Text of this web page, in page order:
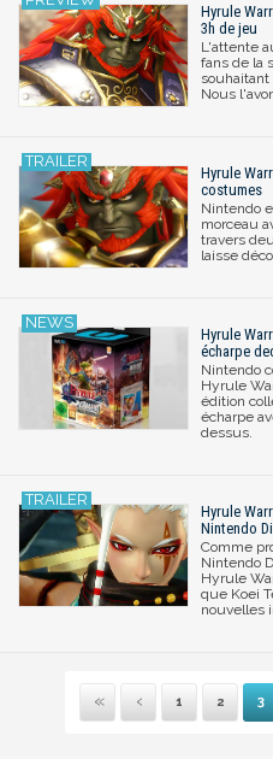
Hyrule
3h de jeu
L'attente
fans de la
Nous
Hyrule
costumes
Nintendo
morceau
travers
laisse
Hyrule
écharpe
Nintendo
Hyrule
édition
écharpe
dessus.
Hyrule
Nintendo
Comme
Nintendo
Hyrule
que Koei
nouvelles
1 2 3